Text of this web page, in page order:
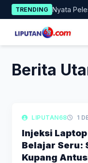
Skip
to
content
TRENDING
Aksi Nyata
Berita
LIPUTAN DAERAH
LIPUTAN68 1
Injeksi
Belajar Seru:
Kupang